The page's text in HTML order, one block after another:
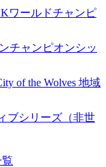
ワールドチャンピ
チャンピオンシッ
of the Wolves 地域
ブシリーズ（非世